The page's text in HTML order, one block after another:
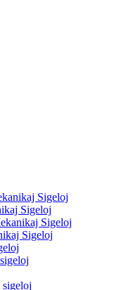
Sigeloj
Sigeloj
Sigeloj
Sigeloj